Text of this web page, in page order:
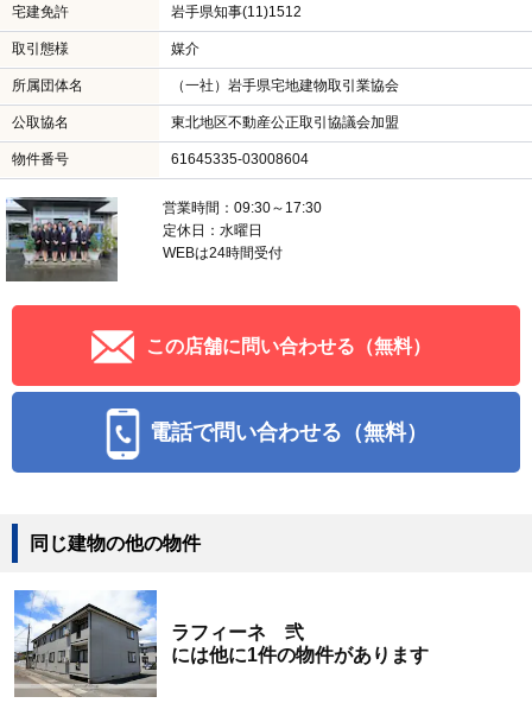
宅建免許 岩手県知事(11)1512
取引態様 媒介
所属団体名 （一社）岩手県宅地建物取引業協会
公取協名 東北地区不動産公正取引協議会加盟
物件番号 61645335-03008604
営業時間：09:30～17:30
定休日：水曜日
WEBは24時間受付
この店舗に問い合わせる（無料）
電話で問い合わせる（無料）
同じ建物の他の物件
ラフィーネ 弐
には他に1件の物件があります